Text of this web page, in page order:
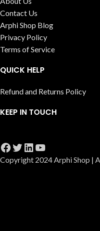
Contact Us
Arphi Shop Blog
Privacy Policy
Terms of Service
QUICK HELP
Refund and Returns Policy
KEEP IN TOUCH
Copyright 2024 Arphi Shop |